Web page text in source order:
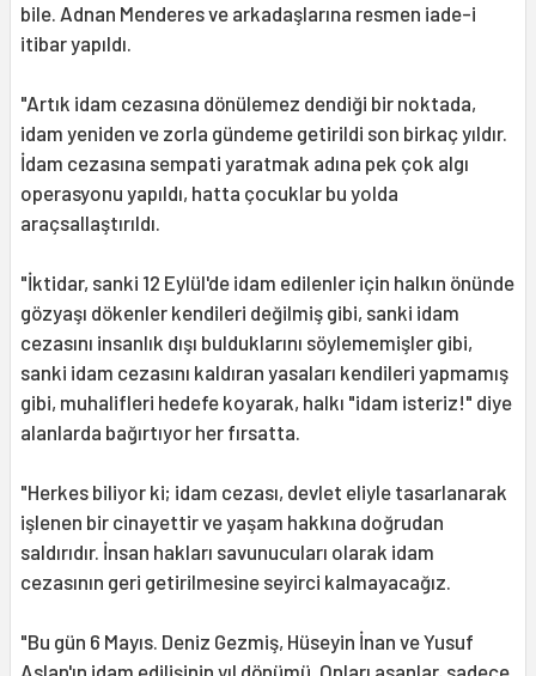
bile. Adnan Menderes ve arkadaşlarına resmen iade-i
itibar yapıldı.
"Artık idam cezasına dönülemez dendiği bir noktada,
idam yeniden ve zorla gündeme getirildi son birkaç yıldır.
İdam cezasına sempati yaratmak adına pek çok algı
operasyonu yapıldı, hatta çocuklar bu yolda
araçsallaştırıldı.
"İktidar, sanki 12 Eylül'de idam edilenler için halkın önünde
gözyaşı dökenler kendileri değilmiş gibi, sanki idam
cezasını insanlık dışı bulduklarını söylememişler gibi,
sanki idam cezasını kaldıran yasaları kendileri yapmamış
gibi, muhalifleri hedefe koyarak, halkı "idam isteriz!" diye
alanlarda bağırtıyor her fırsatta.
"Herkes biliyor ki; idam cezası, devlet eliyle tasarlanarak
işlenen bir cinayettir ve yaşam hakkına doğrudan
saldırıdır. İnsan hakları savunucuları olarak idam
cezasının geri getirilmesine seyirci kalmayacağız.
"Bu gün 6 Mayıs. Deniz Gezmiş, Hüseyin İnan ve Yusuf